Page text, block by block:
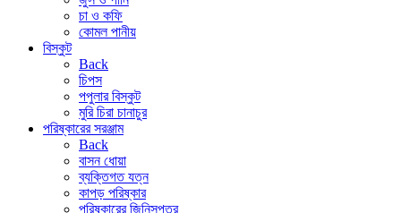
চা ও কফি
কোমল পানীয়
বিস্কুট
Back
চিপস
পপুলার বিস্কুট
মুরি চিরা চানাচুর
পরিষ্কারের সরঞ্জাম
Back
বাসন ধোয়া
ব্যক্তিগত যত্ন
কাপড় পরিষ্কার
পরিষ্কারের জিনিসপত্র